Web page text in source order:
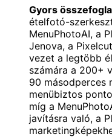
Gyors
ételfotó-
MenuPhotoAI, a
Jenova, a
vezet a legtöbb
számára a 200+
90 másodperces
menübiztos
míg a
javításra való, a